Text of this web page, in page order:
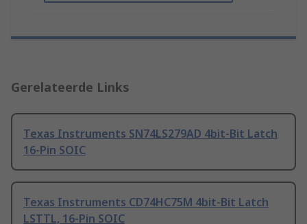
Gerelateerde Links
Texas Instruments SN74LS279AD 4bit-Bit Latch
16-Pin SOIC
Texas Instruments CD74HC75M 4bit-Bit Latch
LSTTL, 16-Pin SOIC